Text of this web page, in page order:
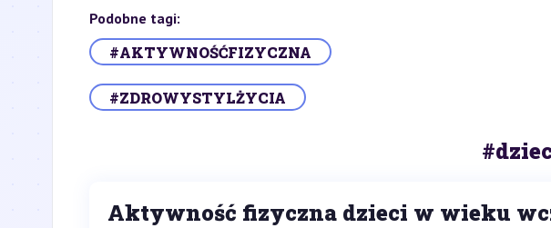
Podobne tagi:
#AKTYWNOŚĆFIZYCZNA
#ZDROWYSTYLŻYCIA
Aktywność fizyczna dzieci w wieku